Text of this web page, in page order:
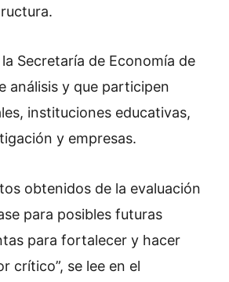
Secretaría de Economía de
análisis y que participen
instituciones educativas,
y empresas.
obtenidos de la evaluación
para posibles futuras
para fortalecer y hacer
crítico”, se lee en el